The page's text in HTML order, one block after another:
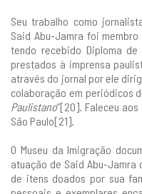
Seu trabalho como
Said Abu-Jamra foi
tendo recebido Diploma
prestados à imprensa
através do jornal por ele
colaboração em periódicos
Paulistano”[20]. Faleceu
São Paulo[21].
O Museu da Imigração
atuação de Said Abu-Jamra
de itens doados por sua